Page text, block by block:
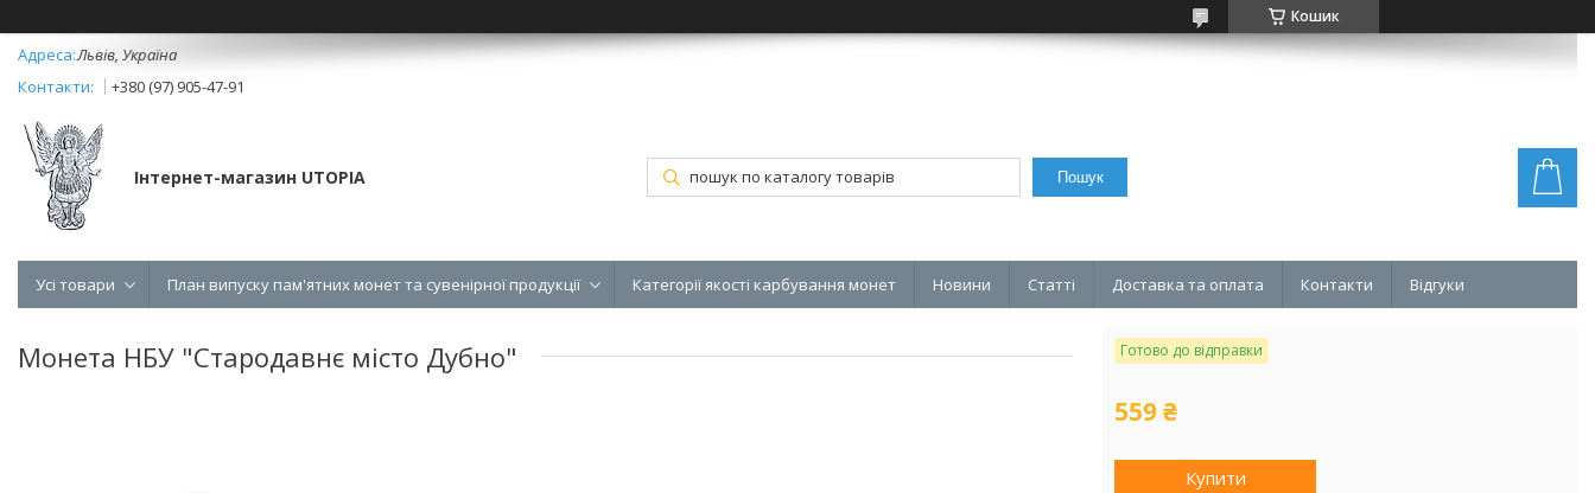
Кошик
Львів, Україна
+380 (97) 905-47-91
Інтернет-магазин UTOPIA Пошук
Усі товари План випуску пам'ятних монет та сувенірної продукції Категорії якості карбування монет Новини Статті Доставка та оплата Контакти Відгуки
Монета НБУ "Стародавнє місто Дубно" Готово до відправки
559 ₴
Купити